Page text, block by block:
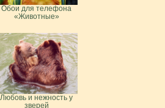
Обои для телефона
«Животные»
Любовь и нежность у
зверей